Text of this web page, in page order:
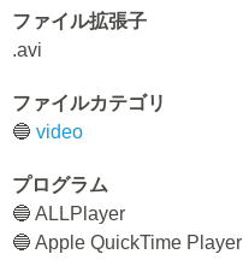
ファイル拡張子
.avi
ファイルカテゴリ
🔵 video
プログラム
🔵 ALLPlayer
🔵 Apple QuickTime Player